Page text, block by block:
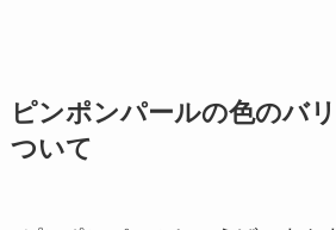
ピンポンパールの色のバ
ついて